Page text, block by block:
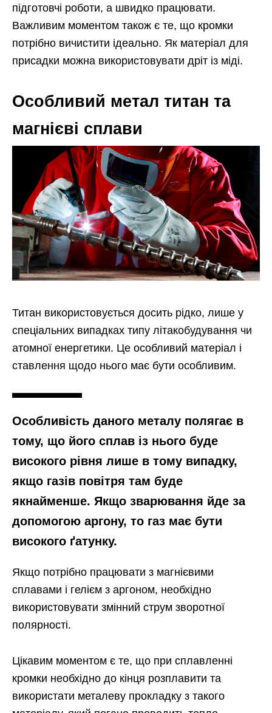
підготовчі роботи, а швидко працювати.
Важливим моментом також є те, що кромки
потрібно вичистити ідеально. Як матеріал для
присадки можна використовувати дріт із міді.
Особливий метал титан та
магнієві сплави
Титан використовується досить рідко, лише у
спеціальних випадках типу літакобудування чи
атомної енергетики. Це особливий матеріал і
ставлення щодо нього має бути особливим.
Особливість даного металу полягає в
тому, що його сплав із нього буде
високого рівня лише в тому випадку,
якщо газів повітря там буде
якнайменше. Якщо зварювання йде за
допомогою аргону, то газ має бути
високого ґатунку.
Якщо потрібно працювати з магнієвими
сплавами і гелієм з аргоном, необхідно
використовувати змінний струм зворотної
полярності.
Цікавим моментом є те, що при сплавленні
кромки необхідно до кінця розплавити та
використати металеву прокладку з такого